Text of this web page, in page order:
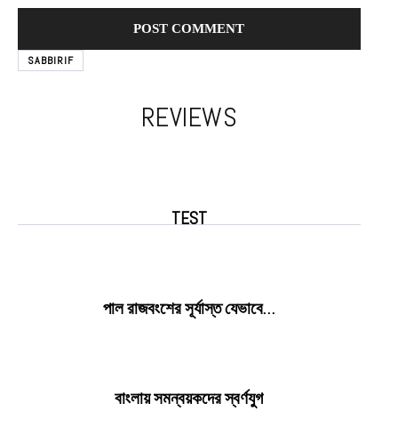
SABBIRIF
REVIEWS
TEST
পাল রাজবংশের সূর্যাস্ত যেভাবে…
বাংলায় সমন্বয়কদের স্বর্ণযুগ